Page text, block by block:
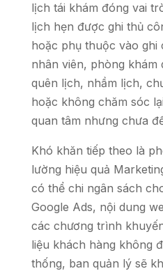
lịch tái khám đóng vai
lịch hẹn được ghi thủ
hoặc phụ thuộc vào ghi
nhân viên, phòng khám
quên lịch, nhầm lịch,
hoặc không chăm sóc
quan tâm nhưng chưa
Khó khăn tiếp theo là
lường hiệu quả
có thể chi ngân sách
Google Ads, nội dung
các chương trình
liệu khách hàng không
thống, ban quản lý sẽ